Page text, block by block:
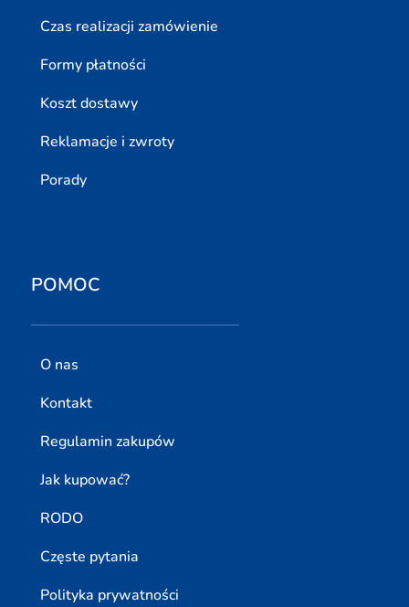
Czas realizacji zamówienie
Formy płatności
Koszt dostawy
Reklamacje i zwroty
Porady
POMOC
O nas
Kontakt
Regulamin zakupów
Jak kupować?
RODO
Częste pytania
Polityka prywatności